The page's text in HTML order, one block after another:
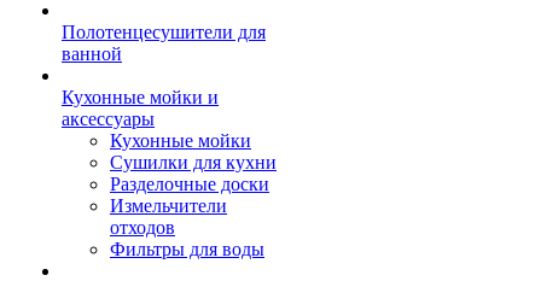
Полотенцесушители для
ванной
Кухонные мойки и
аксессуары
Кухонные мойки
Сушилки для кухни
Разделочные доски
Измельчители
отходов
Фильтры для воды